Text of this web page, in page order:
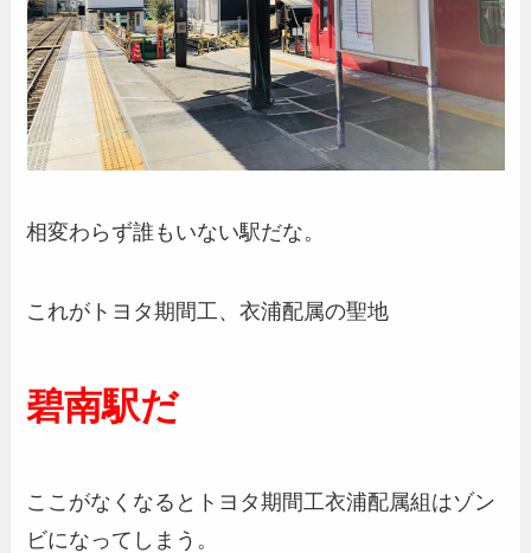
相変わらず誰もいない駅だな。
これがトヨタ期間工、衣浦配属の聖地
碧南駅だ
ここがなくなるとトヨタ期間工衣浦配属組はゾン
ビになってしまう。